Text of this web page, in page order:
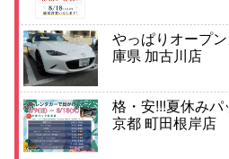
やっぱりオープ
庫県 加古川店
格・安!!!夏休み
京都 町田根岸店